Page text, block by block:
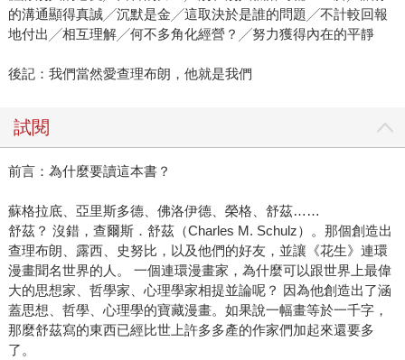
的溝通顯得真誠╱沉默是金╱這取決於是誰的問題╱不計較回報
地付出╱相互理解╱何不多角化經營？╱努力獲得內在的平靜
後記：我們當然愛查理布朗，他就是我們
試閱
前言：為什麼要讀這本書？
蘇格拉底、亞里斯多德、佛洛伊德、榮格、舒茲……
舒茲？ 沒錯，查爾斯．舒茲（Charles M. Schulz）。那個創造出
查理布朗、露西、史努比，以及他們的好友，並讓《花生》連環
漫畫聞名世界的人。 一個連環漫畫家，為什麼可以跟世界上最偉
大的思想家、哲學家、心理學家相提並論呢？ 因為他創造出了涵
蓋思想、哲學、心理學的寶藏漫畫。如果說一幅畫等於一千字，
那麼舒茲寫的東西已經比世上許多多產的作家們加起來還要多
了。